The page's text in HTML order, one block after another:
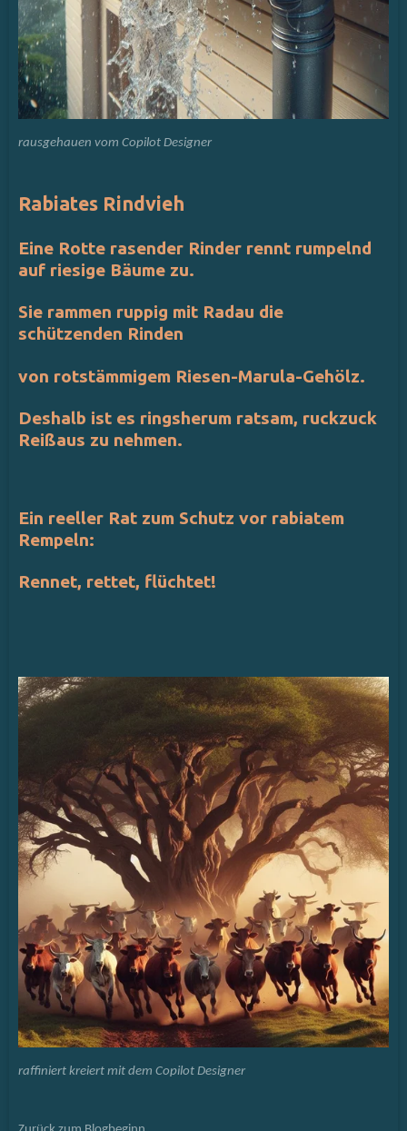
rausgehauen vom Copilot Designer
Rabiates Rindvieh
Eine Rotte rasender Rinder rennt rumpelnd
auf riesige Bäume zu.
Sie rammen ruppig mit Radau die
schützenden Rinden
von rotstämmigem Riesen-Marula-Gehölz.
Deshalb ist es ringsherum ratsam, ruckzuck
Reißaus zu nehmen.
Ein reeller Rat zum Schutz vor rabiatem
Rempeln:
Rennet, rettet, flüchtet!
raffiniert kreiert mit dem Copilot Designer